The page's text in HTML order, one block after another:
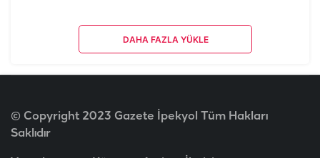
DAHA FAZLA YÜKLE
© Copyright 2023 Gazete İpekyol Tüm Hakları
Saklıdır